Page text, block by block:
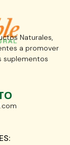
Naturales,
a promover
suplementos